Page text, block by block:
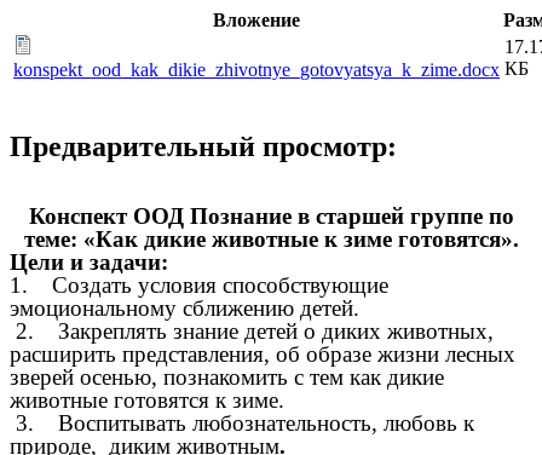
Вложение
konspekt_ood_kak_dikie_zhivotnye_gotovyatsya_k_zime.docx КБ
Предварительный просмотр:
Конспект ООД Познание в старшей группе по
теме: «Как дикие животные к зиме готовятся».
Цели и задачи:
1. Создать условия способствующие
эмоциональному сближению детей.
2. Закреплять знание детей о диких животных,
расширить представления, об образе жизни лесных
зверей осенью, познакомить с тем как дикие
животные готовятся к зиме.
3. Воспитывать любознательность, любовь к
природе, диким животным.